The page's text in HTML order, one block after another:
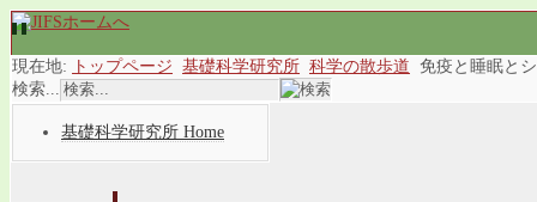
現在地: トップページ 基礎科学研究所 科学の散歩道 免疫と睡眠と
検索...
基礎科学研究所 Home